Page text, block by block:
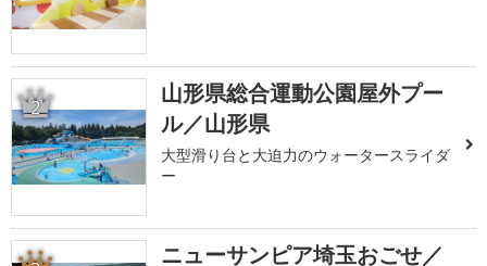
2
山形県総合運動公園屋外プー
ル／山形県
大型滑り台と大迫力のウォータースライダ
ー
ニューサンピア埼玉おごせ／